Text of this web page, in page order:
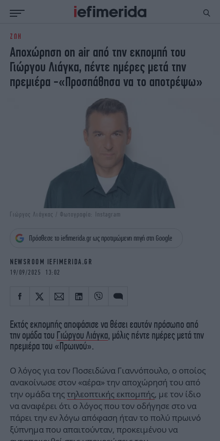
ΕΙΔΗΣΕΙΣ
NON PAPER
ΕΛΛΑΔΑ
ΟΙΚΟΝΟΜΙΑ
ΚΟΣΜΟΣ
ΠΟΛΙΤΙΣΜΟΣ
ΠΑΝΕΛΛΗΝΙΕΣ
ENGLISH EDITION
STORIES
TRAVEL
ΥΓΕΙΑ
ΟΛΥΜΠΙΑΚΟΙ ΑΓΩΝΕΣ
iOPINIONS
OSCARS
THE OCEAN
ΖΩΗ
Αποχώρηση on air από την εκπομπή του
Γιώργου Λιάγκα, πέντε ημέρες μετά την
πρεμιέρα -«Προσπάθησα να το αποτρέψω»
Γιώργος Λιάγκας / Φωτογραφία: Instagram
Πρόσθεσε το iefimerida.gr ως προτιμώμενη πηγή στη Google
NEWSROOM IEFIMERIDA.GR
19/09/2025 13:02
Εκτός εκπομπής αποφάσισε να θέσει εαυτόν πρόσωπο από
την ομάδα του Γιώργου Λιάγκα, μόλις πέντε ημέρες μετά την
πρεμιέρα του «Πρωινού».
Ο λόγος για τον Ποσειδώνα Γιαννόπουλο, ο οποίος
ανακοίνωσε στον «αέρα» την αποχώρησή του από
την ομάδα τηςτηλεοπτικής εκπομπής, με τον ίδιο
να αναφέρει ότι ο λόγος που τον οδήγησε στο να
πάρει την εν λόγω απόφαση ήταν το πολύ πρωινό
ξύπνημα που απαιτούνταν, προκειμένου να